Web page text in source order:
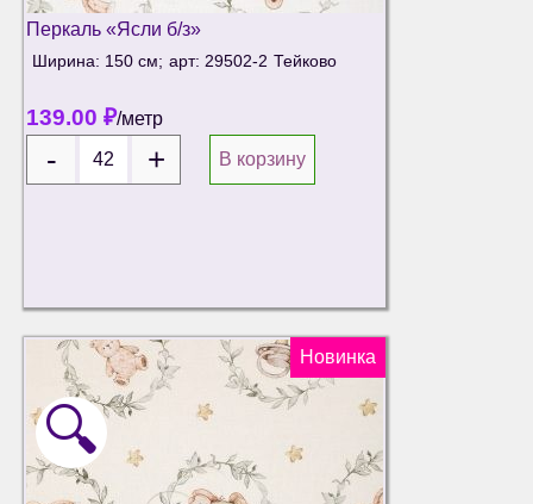
Перкаль «Ясли б/з»
Ширина: 150 см; арт: 29502-2 Тейково
139.00 ₽/метр
В корзину
🔍
Новинка